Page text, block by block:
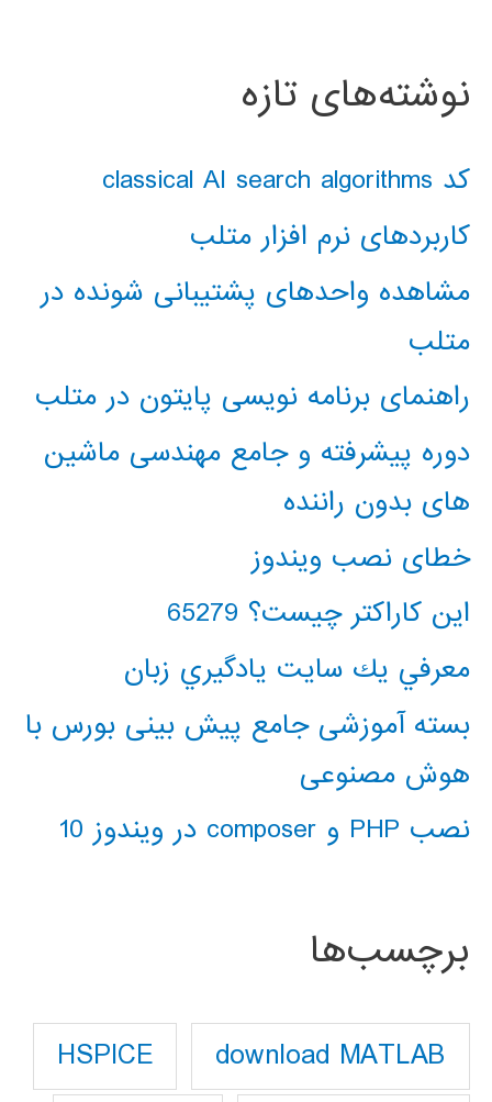
نوشته‌های تازه
کد classical AI search algorithms
کاربردهای نرم افزار متلب
مشاهده واحدهای پشتیبانی شونده در
متلب
راهنمای برنامه نویسی پایتون در متلب
دوره پیشرفته و جامع مهندسی ماشین
های بدون راننده
خطای نصب ویندوز
این کاراکتر چیست؟ 65279
معرفي يك سايت يادگيري زبان
بسته آموزشی جامع پیش بینی بورس با
هوش مصنوعی
نصب PHP و composer در ویندوز 10
برچسب‌ها
download MATLAB
HSPICE